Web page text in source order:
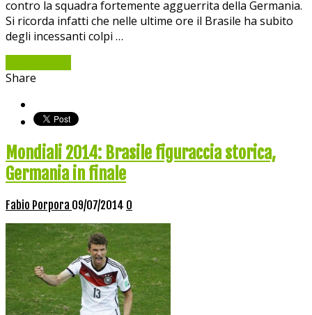
contro la squadra fortemente agguerrita della Germania.
Si ricorda infatti che nelle ultime ore il Brasile ha subito
degli incessanti colpi …
Share
Mondiali 2014: Brasile figuraccia storica,
Germania in finale
Fabio Porpora 09/07/2014 0